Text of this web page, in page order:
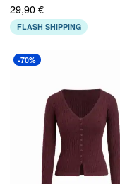
29,90 €
FLASH SHIPPING
-70%